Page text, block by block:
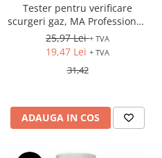
Tester pentru verificare
scurgeri gaz, MA Professional,
500 ml
25,97 Lei+ TVA
19,47 Lei + TVA
31,42
ADAUGA IN COS